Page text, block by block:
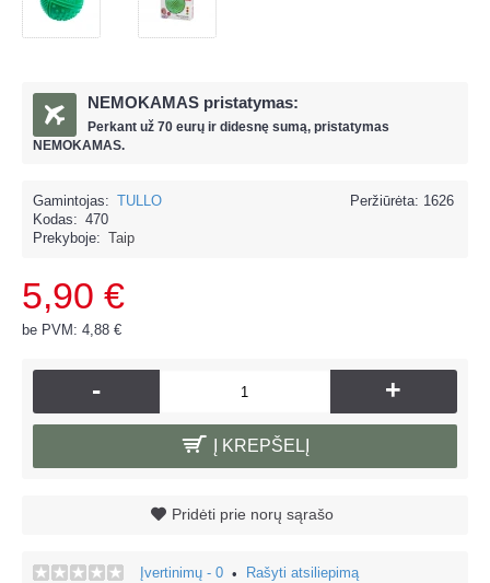
NEMOKAMAS pristatymas:
Perkant už 70 eurų ir didesnę sumą, pristatymas
NEMOKAMAS.
Peržiūrėta: 1626
Gamintojas: TULLO
Kodas: 470
Prekyboje: Taip
5,90 €
be PVM: 4,88 €
- +
Į KREPŠELĮ
Pridėti prie norų sąrašo
Įvertinimų - 0 • Rašyti atsiliepimą